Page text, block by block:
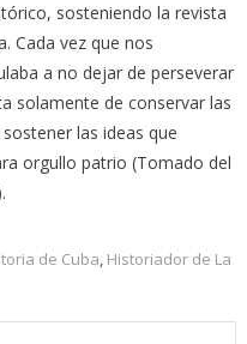
sosteniendo la revista
Cada vez que nos
a no dejar de perseverar
solamente de conservar las
las ideas que
orgullo patrio (Tomado del
de Cuba, Historiador de La